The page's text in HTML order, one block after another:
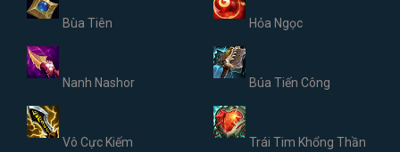
Bùa Tiên Hỏa Ngọc
Nanh Nashor Búa Tiến Công
Vô Cực Kiếm Trái Tim Khổng Thần